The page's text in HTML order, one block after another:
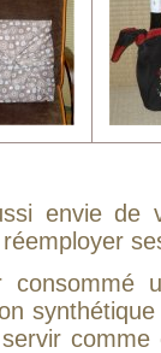
envie
consommé
comme